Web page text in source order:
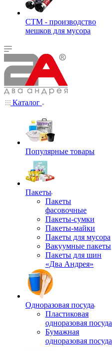
СТМ - производство
мешков для мусора
Каталог
Популярные товары
Пакеты
Пакеты
фасовочные
Пакеты-сумки
Пакеты-майки
Пакеты для мусора
Вакуумные пакеты
Пакеты для шин
«Два Андрея»
Одноразовая посуда
Пластиковая
одноразовая посуда
Бумажная
одноразовая посуда